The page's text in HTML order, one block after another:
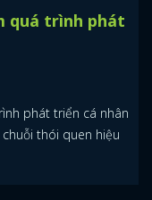
quá trình phát
phát triển cá nhân
thói quen hiệu